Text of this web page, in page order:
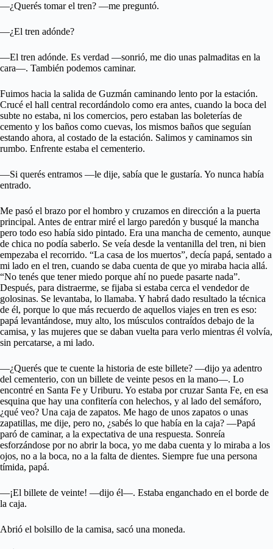
—¿Querés tomar el tren? —me preguntó.
—¿El tren adónde?
—El tren adónde. Es verdad —sonrió, me dio unas palmaditas en la
cara—. También podemos caminar.
Fuimos hacia la salida de Guzmán caminando lento por la estación.
Crucé el hall central recordándolo como era antes, cuando la boca del
subte no estaba, ni los comercios, pero estaban las boleterías de
cemento y los baños como cuevas, los mismos baños que seguían
estando ahora, al costado de la estación. Salimos y caminamos sin
rumbo. Enfrente estaba el cementerio.
—Si querés entramos —le dije, sabía que le gustaría. Yo nunca había
entrado.
Me pasó el brazo por el hombro y cruzamos en dirección a la puerta
principal. Antes de entrar miré el largo paredón y busqué la mancha
pero todo eso había sido pintado. Era una mancha de cemento, aunque
de chica no podía saberlo. Se veía desde la ventanilla del tren, ni bien
empezaba el recorrido. “La casa de los muertos”, decía papá, sentado a
mi lado en el tren, cuando se daba cuenta de que yo miraba hacia allá.
“No tenés que tener miedo porque ahí no puede pasarte nada”.
Después, para distraerme, se fijaba si estaba cerca el vendedor de
golosinas. Se levantaba, lo llamaba. Y habrá dado resultado la técnica
de él, porque lo que más recuerdo de aquellos viajes en tren es eso:
papá levantándose, muy alto, los músculos contraídos debajo de la
camisa, y las mujeres que se daban vuelta para verlo mientras él volvía,
sin percatarse, a mi lado.
—¿Querés que te cuente la historia de este billete? —dijo ya adentro
del cementerio, con un billete de veinte pesos en la mano—. Lo
encontré en Santa Fe y Uriburu. Yo estaba por cruzar Santa Fe, en esa
esquina que hay una confitería con helechos, y al lado del semáforo,
¿qué veo? Una caja de zapatos. Me hago de unos zapatos o unas
zapatillas, me dije, pero no, ¿sabés lo que había en la caja? —Papá
paró de caminar, a la expectativa de una respuesta. Sonreía
esforzándose por no abrir la boca, yo me daba cuenta y lo miraba a los
ojos, no a la boca, no a la falta de dientes. Siempre fue una persona
tímida, papá.
—¡El billete de veinte! —dijo él—. Estaba enganchado en el borde de
la caja.
Abrió el bolsillo de la camisa, sacó una moneda.